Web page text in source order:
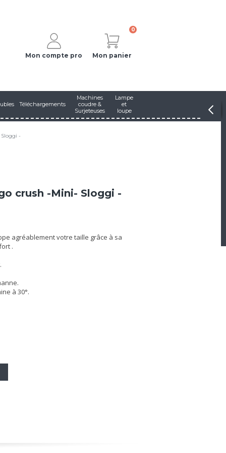
Mon compte pro
0
Mon panier
Téléchargements
Machines
coudre &
Surjeteuses
Lampe
et
loupe
-
crush -Mini- Sloggi -
agréablement votre taille grâce à sa
.
à 30°.